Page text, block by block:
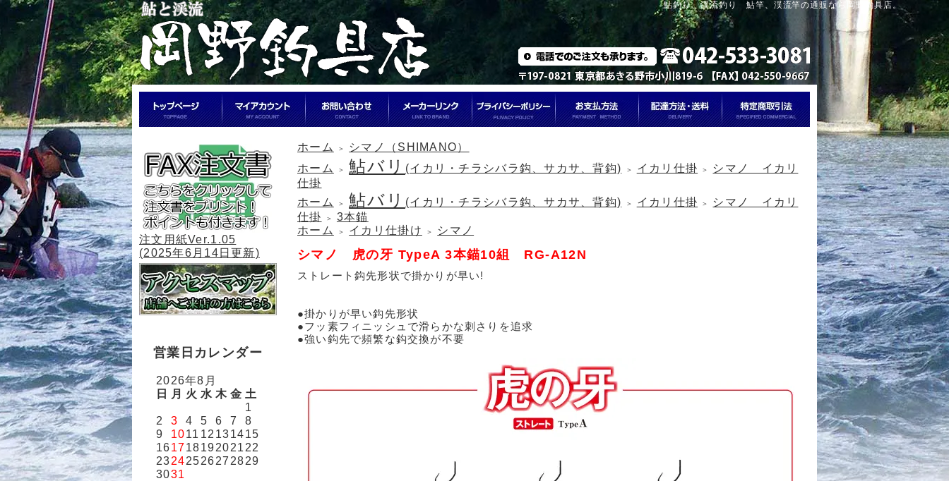
鮎釣り、渓流釣り 鮎竿、渓流竿の通販なら岡野釣具店。
注文用紙Ver.1.05
(2025年6月14日更新)
営業日カレンダー
2026年8月
日
月 火 水 木 金 土
1
2
3 4 5 6 7
8
9
1011 12 131415
161718192021 22
2324252627 2829
3031
ホーム ＞
シマノ（SHIMANO）
ホーム
＞ 鮎バリ (イカリ・チラシバラ鈎、サカサ、背鈎) ＞ イカリ仕掛 ＞
シマノ イカリ
仕掛
ホーム
＞ 鮎バリ (イカリ・チラシバラ鈎、サカサ、背鈎) ＞ イカリ仕掛 ＞
シマノ イカリ
仕掛
＞
3本錨
ホーム
＞ イカリ仕掛け ＞ シマノ
シマノ 虎の牙 TypeA 3本錨10組 RG-A12N
ストレート鈎先形状で掛かりが早い!
●掛かりが早い鈎先形状
●フッ素フィニッシュで滑らかな刺さりを追求
●強い鈎先で頻繁な鈎交換が不要